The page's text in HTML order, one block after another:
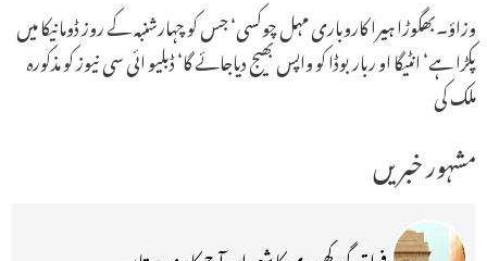
وزاؤ۔بھگوڑا ہیرا کاروباری مہل چوکسی‘ جس کو چہارشنبہ کے روز ڈومانیکا میں
پکڑا ہے‘ انٹیگا او رباربوڈا کو واپس بھیج دیاجائے گا‘ ڈبلیو ائی سی نیوز کو مذکورہ
ملک کی
مشہور خبریں